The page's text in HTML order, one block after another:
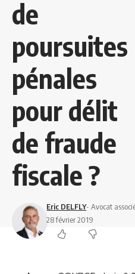
de
poursuites
pénales
pour délit
de fraude
fiscale ?
Eric DELFLY- Avocat
28 février 2019